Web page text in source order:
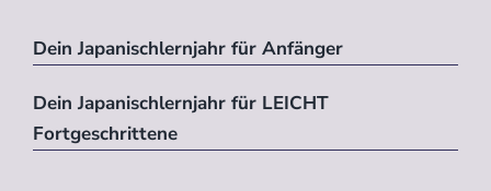
Dein Japanischlernjahr für Anfänger
Dein Japanischlernjahr für LEICHT
Fortgeschrittene